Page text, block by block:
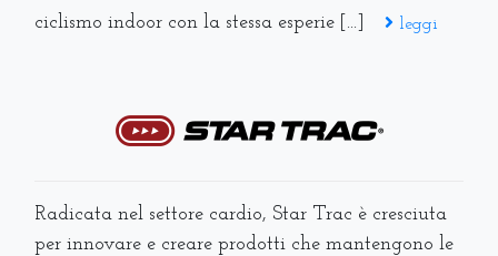
ciclismo indoor con la stessa esperie [...]
leggi
Radicata nel settore cardio, Star Trac è cresciuta
per innovare e creare prodotti che mantengono le